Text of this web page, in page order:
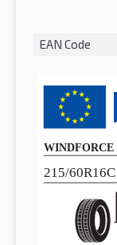
EAN Code